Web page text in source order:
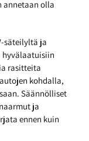
annetaan olla
säteilyltä ja
hyvälaatuisiin
rasitteita
kohdalla,
Säännölliset
ja
ennen kuin